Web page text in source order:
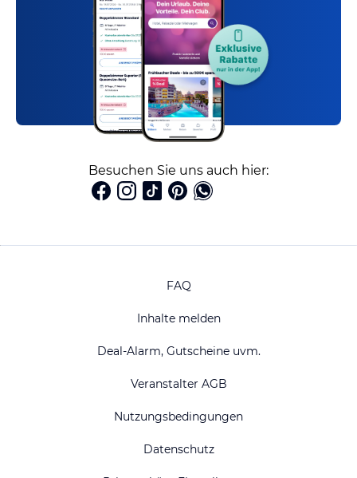
Besuchen Sie uns auch hier:
FAQ
Inhalte melden
Deal-Alarm, Gutscheine uvm.
Veranstalter AGB
Nutzungsbedingungen
Datenschutz